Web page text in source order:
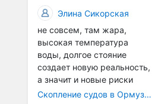
Элина Сикорская
не совсем, там жара,
высокая температура
воды, долгое стояние
создает новую реальность,
а значит и новые риски
Скопление судов в Ормузском проливе грозит катастрофическим распространением инвазивных видов